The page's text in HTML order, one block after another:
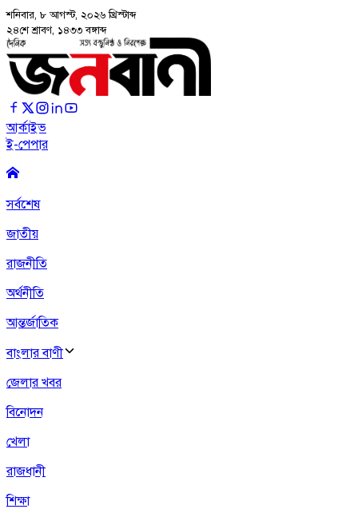
শনিবার, ৮ আগস্ট, ২০২৬ খ্রিস্টাব্দ
২৪শে শ্রাবণ, ১৪৩৩ বঙ্গাব্দ
আর্কাইভ
ই-পেপার
সর্বশেষ
জাতীয়
রাজনীতি
অর্থনীতি
আন্তর্জাতিক
বাংলার বাণী
জেলার খবর
বিনোদন
খেলা
রাজধানী
শিক্ষা